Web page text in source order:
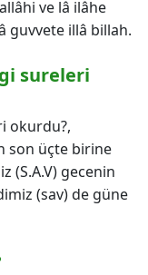
ve lâ ilâhe
guvvete illâ billah.
sureleri
okurdu?,
son üçte birine
(S.A.V) gecenin
(sav) de güne